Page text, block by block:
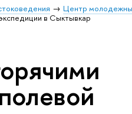
Центр
в Сыктывкар